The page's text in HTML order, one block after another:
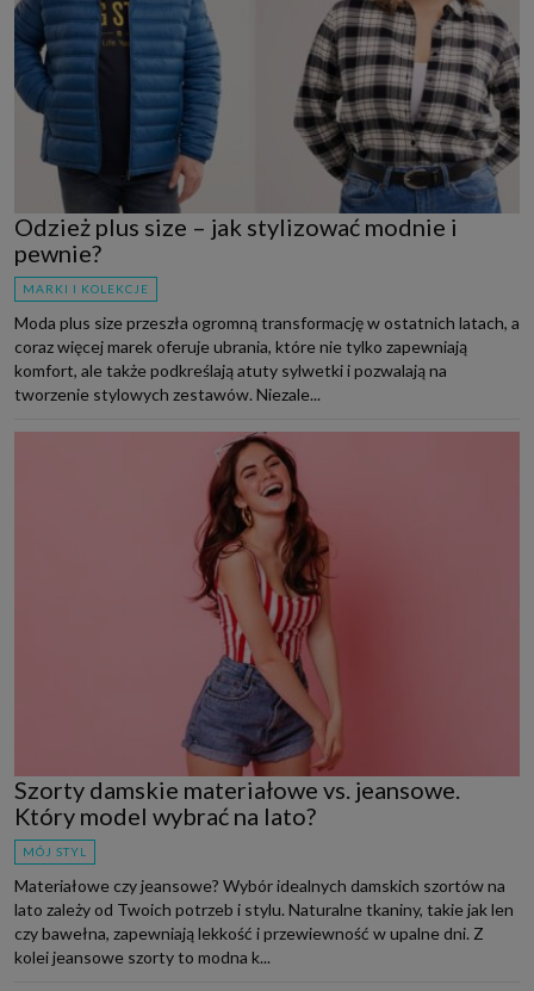
Odzież plus size – jak stylizować modnie i
pewnie?
MARKI I KOLEKCJE
Moda plus size przeszła ogromną transformację w ostatnich latach, a
coraz więcej marek oferuje ubrania, które nie tylko zapewniają
komfort, ale także podkreślają atuty sylwetki i pozwalają na
tworzenie stylowych zestawów. Niezale...
Szorty damskie materiałowe vs. jeansowe.
Który model wybrać na lato?
MÓJ STYL
Materiałowe czy jeansowe? Wybór idealnych damskich szortów na
lato zależy od Twoich potrzeb i stylu. Naturalne tkaniny, takie jak len
czy bawełna, zapewniają lekkość i przewiewność w upalne dni. Z
kolei jeansowe szorty to modna k...